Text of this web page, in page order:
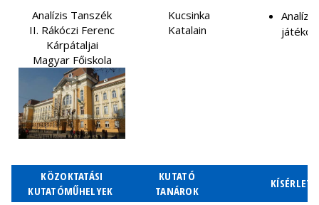
Analízis Tanszék
II. Rákóczi Ferenc
Kárpátaljai
Magyar Főiskola
Kucsinka
Katalain
Analízis,
KÖZOKTATÁSI
KUTATÓMŰHELYEK
KUTATÓ
TANÁROK